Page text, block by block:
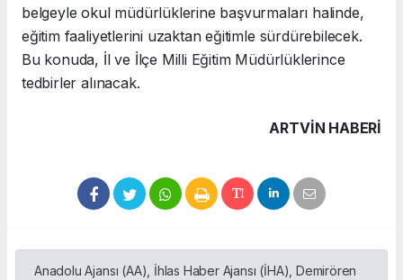
belgeyle okul müdürlüklerine başvurmaları halinde,
eğitim faaliyetlerini uzaktan eğitimle sürdürebilecek.
Bu konuda, İl ve İlçe Milli Eğitim Müdürlüklerince
tedbirler alınacak.
ARTVIN HABERİ
Anadolu Ajansı (AA), İhlas Haber Ajansı (İHA), Demirören